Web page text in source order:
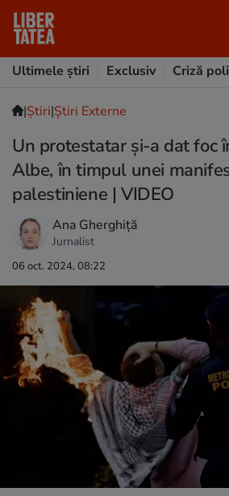
Ultimele știri
Exclusiv Criză
|Ştiri|Știri Externe
Un protestatar și-a dat foc
Albe, în timpul unei
palestiniene | VIDEO
Ana Gherghiță
Jurnalist
06 oct. 2024, 08:22